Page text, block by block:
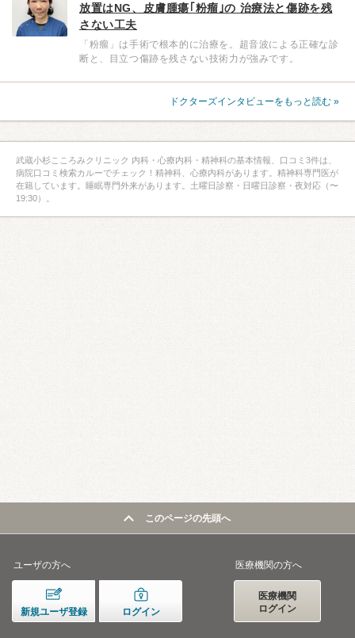
放置はNG、皮膚腫瘍｢粉瘤｣の 治療法と傷跡を残
さない工夫
「粉瘤」は手術で根本的に治療を。超音波による正確な診
断と、目立つ傷跡を残さない技術力が強みです。
ドクターズインタビューをもっと読む »
武蔵小杉こころみクリニック 内科・心療内科・精神科の基本情報、口コミ3件は、
病院口コミ検索カルーでチェック！精神科、心療内科があります。精神科専門医が
在籍しています。睡眠専門外来があります。土曜日診察・日曜日診察・夜対応（〜
19:30）。
このページの先頭へ
ユーザの方へ
新規ユーザ登録 ログイン
医療機関の方へ
医療機関
ログイン